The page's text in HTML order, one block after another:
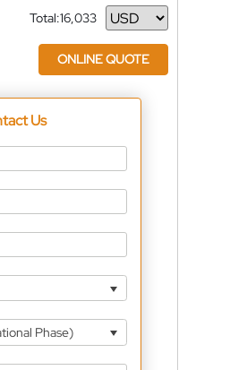
Total:16,033
Currency
ONLINE QUOTE
Us
Phase)